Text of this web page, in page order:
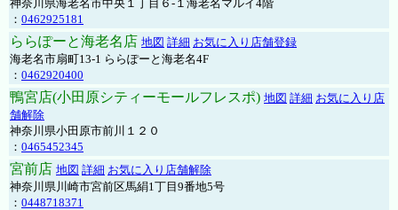
神奈川県海老名市中央１丁目６-１海老名マルイ4階
： 0462925181
ららぽーと海老名店 地図 詳細 お気に入り店舗登録
海老名市扇町13-1 ららぽーと海老名4F
： 0462920400
鴨宮店(小田原シティーモールフレスポ) 地図 詳細 お気に入り店
舗解除
神奈川県小田原市前川１２０
： 0465452345
宮前店 地図 詳細 お気に入り店舗解除
神奈川県川崎市宮前区馬絹1丁目9番地5号
： 0448718371